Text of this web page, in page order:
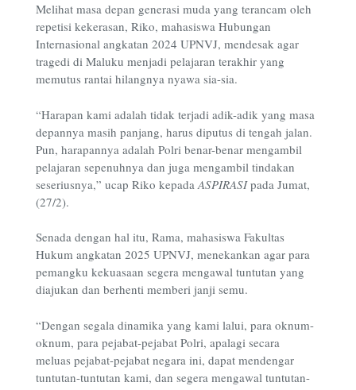
Melihat masa depan generasi muda yang terancam oleh
repetisi kekerasan, Riko, mahasiswa Hubungan
Internasional angkatan 2024 UPNVJ, mendesak agar
tragedi di Maluku menjadi pelajaran terakhir yang
memutus rantai hilangnya nyawa sia-sia.
“Harapan kami adalah tidak terjadi adik-adik yang masa
depannya masih panjang, harus diputus di tengah jalan.
Pun, harapannya adalah Polri benar-benar mengambil
pelajaran sepenuhnya dan juga mengambil tindakan
seseriusnya,” ucap Riko kepada ASPIRASIpada Jumat,
(27/2).
Senada dengan hal itu, Rama, mahasiswa Fakultas
Hukum angkatan 2025 UPNVJ, menekankan agar para
pemangku kekuasaan segera mengawal tuntutan yang
diajukan dan berhenti memberi janji semu.
“Dengan segala dinamika yang kami lalui, para oknum-
oknum, para pejabat-pejabat Polri, apalagi secara
meluas pejabat-pejabat negara ini, dapat mendengar
tuntutan-tuntutan kami, dan segera mengawal tuntutan-